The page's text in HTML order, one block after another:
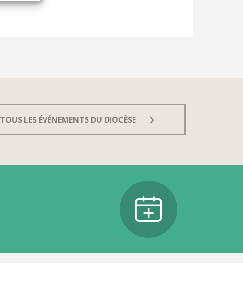
TOUS LES ÉVÉNEMENTS DU DIOCÈSE